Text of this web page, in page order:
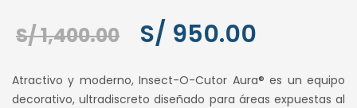
S/1,400.00
El
original
S/ 950.00
actual
Atractivo y moderno, Insect-O-Cutor Aura® es un equipo
decorativo, ultradiscreto diseñado para áreas expuestas al